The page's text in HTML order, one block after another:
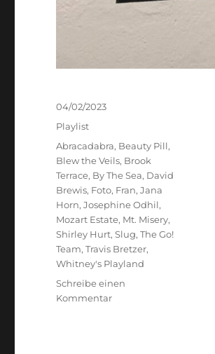
Veröffentlicht
am
04/02/2023
Kategorien
Playlist
Schlagwörter
Abracadabra, Beauty Pill,
Blew the Veils, Brook
Terrace, By The Sea, David
Brewis, Foto, Fran,Jana
Horn,Josephine Odhil,
Mozart Estate, Mt. Misery,
Shirley Hurt,Slug,The Go!
Team,Travis Bretzer,
Whitney's Playland
Schreibe einen
Kommentarzu